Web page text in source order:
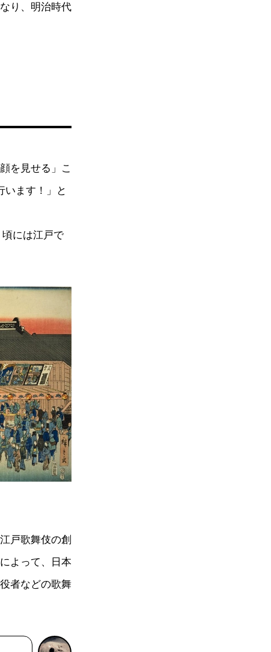
り、明治時代
を見せる」こ
います！」と
頃には江戸で
戸歌舞伎の創
よって、日本
者などの歌舞